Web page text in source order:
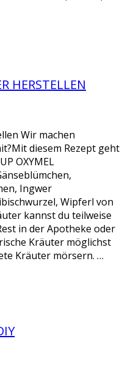
HERSTELLEN
Wir machen
diesem Rezept geht
OXYMEL
Ingwer
Wipferl von
kannst du teilweise
in der Apotheke oder
Kräuter möglichst
Kräuter mörsern. …